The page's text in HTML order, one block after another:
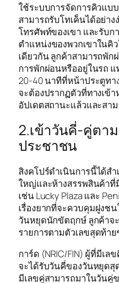
ใช้ระบบการจัดการคิวแบ
สามารถรับโทเค็นได้อย่า
โทรศัพท์ของเขา และรับก
ตำแหน่งของพวกเขาในคิ
เดียวกัน ลูกค้าสามารถพัก
การพักผ่อนหรืออยู่ในรถ
20-40 นาทีที่หน้าประตูทา
จะต้องปรากฏตัวที่ทางเข้
อัปเดตสถานะแล้วและสา
2.เข้าวันคี่-คู่ตา
ประชาชน
สิงคโปร์ดำเนินการนี้ได้ส
ใหญ่และห้างสรรพสินค้า
เช่น Lucky Plaza และ
เรื่องยากที่จะควบคุมฝูงช
วันหยุดนักขัตฤกษ์ ลูกค้าจ
รายการตามตัวเลขสุดท้า
การ์ด (NRIC/FIN) ผู้ที่มีเล
จะได้รับวันคี่ของวันหยุด
มีเลขคู่สามารถมาในวัน